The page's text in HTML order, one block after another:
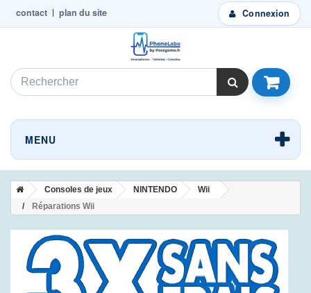
Connexion
contact plan du site
MENU
Consoles de jeux NINTENDO
Wii
Réparations Wii